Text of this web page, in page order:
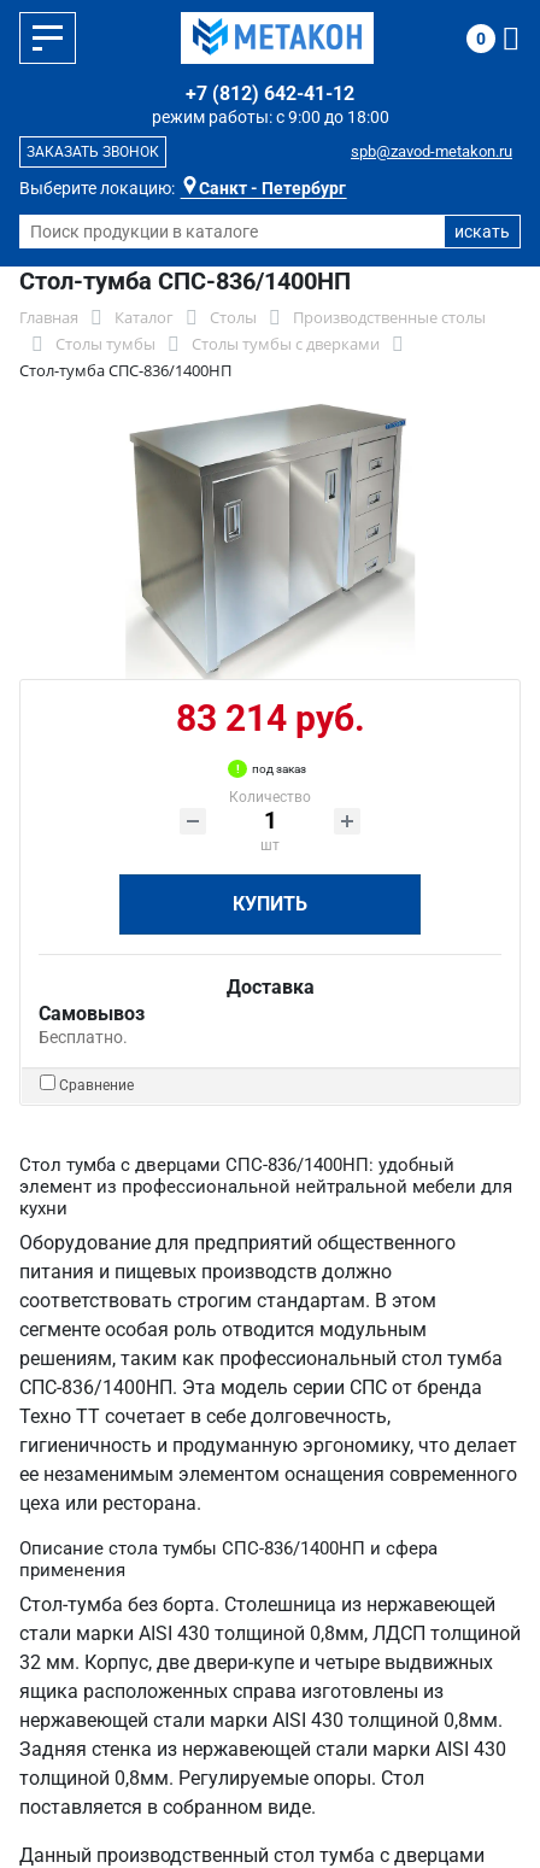
Выберите локацию: Санкт - Петербург
режим работы: с 9:00 до 18:00
+7 (812) 642-41-12
spb@zavod-metakon.ru
ЗАКАЗАТЬ ЗВОНОК
0
Стол-тумба СПС-836/1400НП
Главная Каталог Столы
Производственные столы
Столы тумбы
Столы тумбы с дверками
Стол-тумба СПС-836/1400НП
83 214 руб.
под заказ
Количество
шт
КУПИТЬ
Доставка
Самовывоз
Бесплатно.
Сравнение
Стол тумба с дверцами СПС-836/1400НП: удобный
элемент из профессиональной нейтральной мебели для
кухни
Оборудование для предприятий общественного
питания и пищевых производств должно
соответствовать строгим стандартам. В этом
сегменте особая роль отводится модульным
решениям, таким как профессиональный стол тумба
СПС-836/1400НП. Эта модель серии СПС от бренда
Техно ТТ сочетает в себе долговечность,
гигиеничность и продуманную эргономику, что делает
ее незаменимым элементом оснащения современного
цеха или ресторана.
Описание стола тумбы СПС-836/1400НП и сфера
применения
Стол-тумба без борта. Столешница из нержавеющей
стали марки AISI 430 толщиной 0,8мм, ЛДСП толщиной
32 мм. Корпус, две двери-купе и четыре выдвижных
ящика расположенных справа изготовлены из
нержавеющей стали марки AISI 430 толщиной 0,8мм.
Задняя стенка из нержавеющей стали марки AISI 430
толщиной 0,8мм. Регулируемые опоры. Стол
поставляется в собранном виде.
Данный производственный стол тумба с дверцами